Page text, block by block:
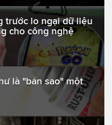
trước lo ngại dữ liệu
cho công nghệ
là "bản sao" một